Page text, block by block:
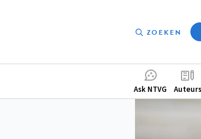
ZOEKEN
Ask NTVG Auteurs